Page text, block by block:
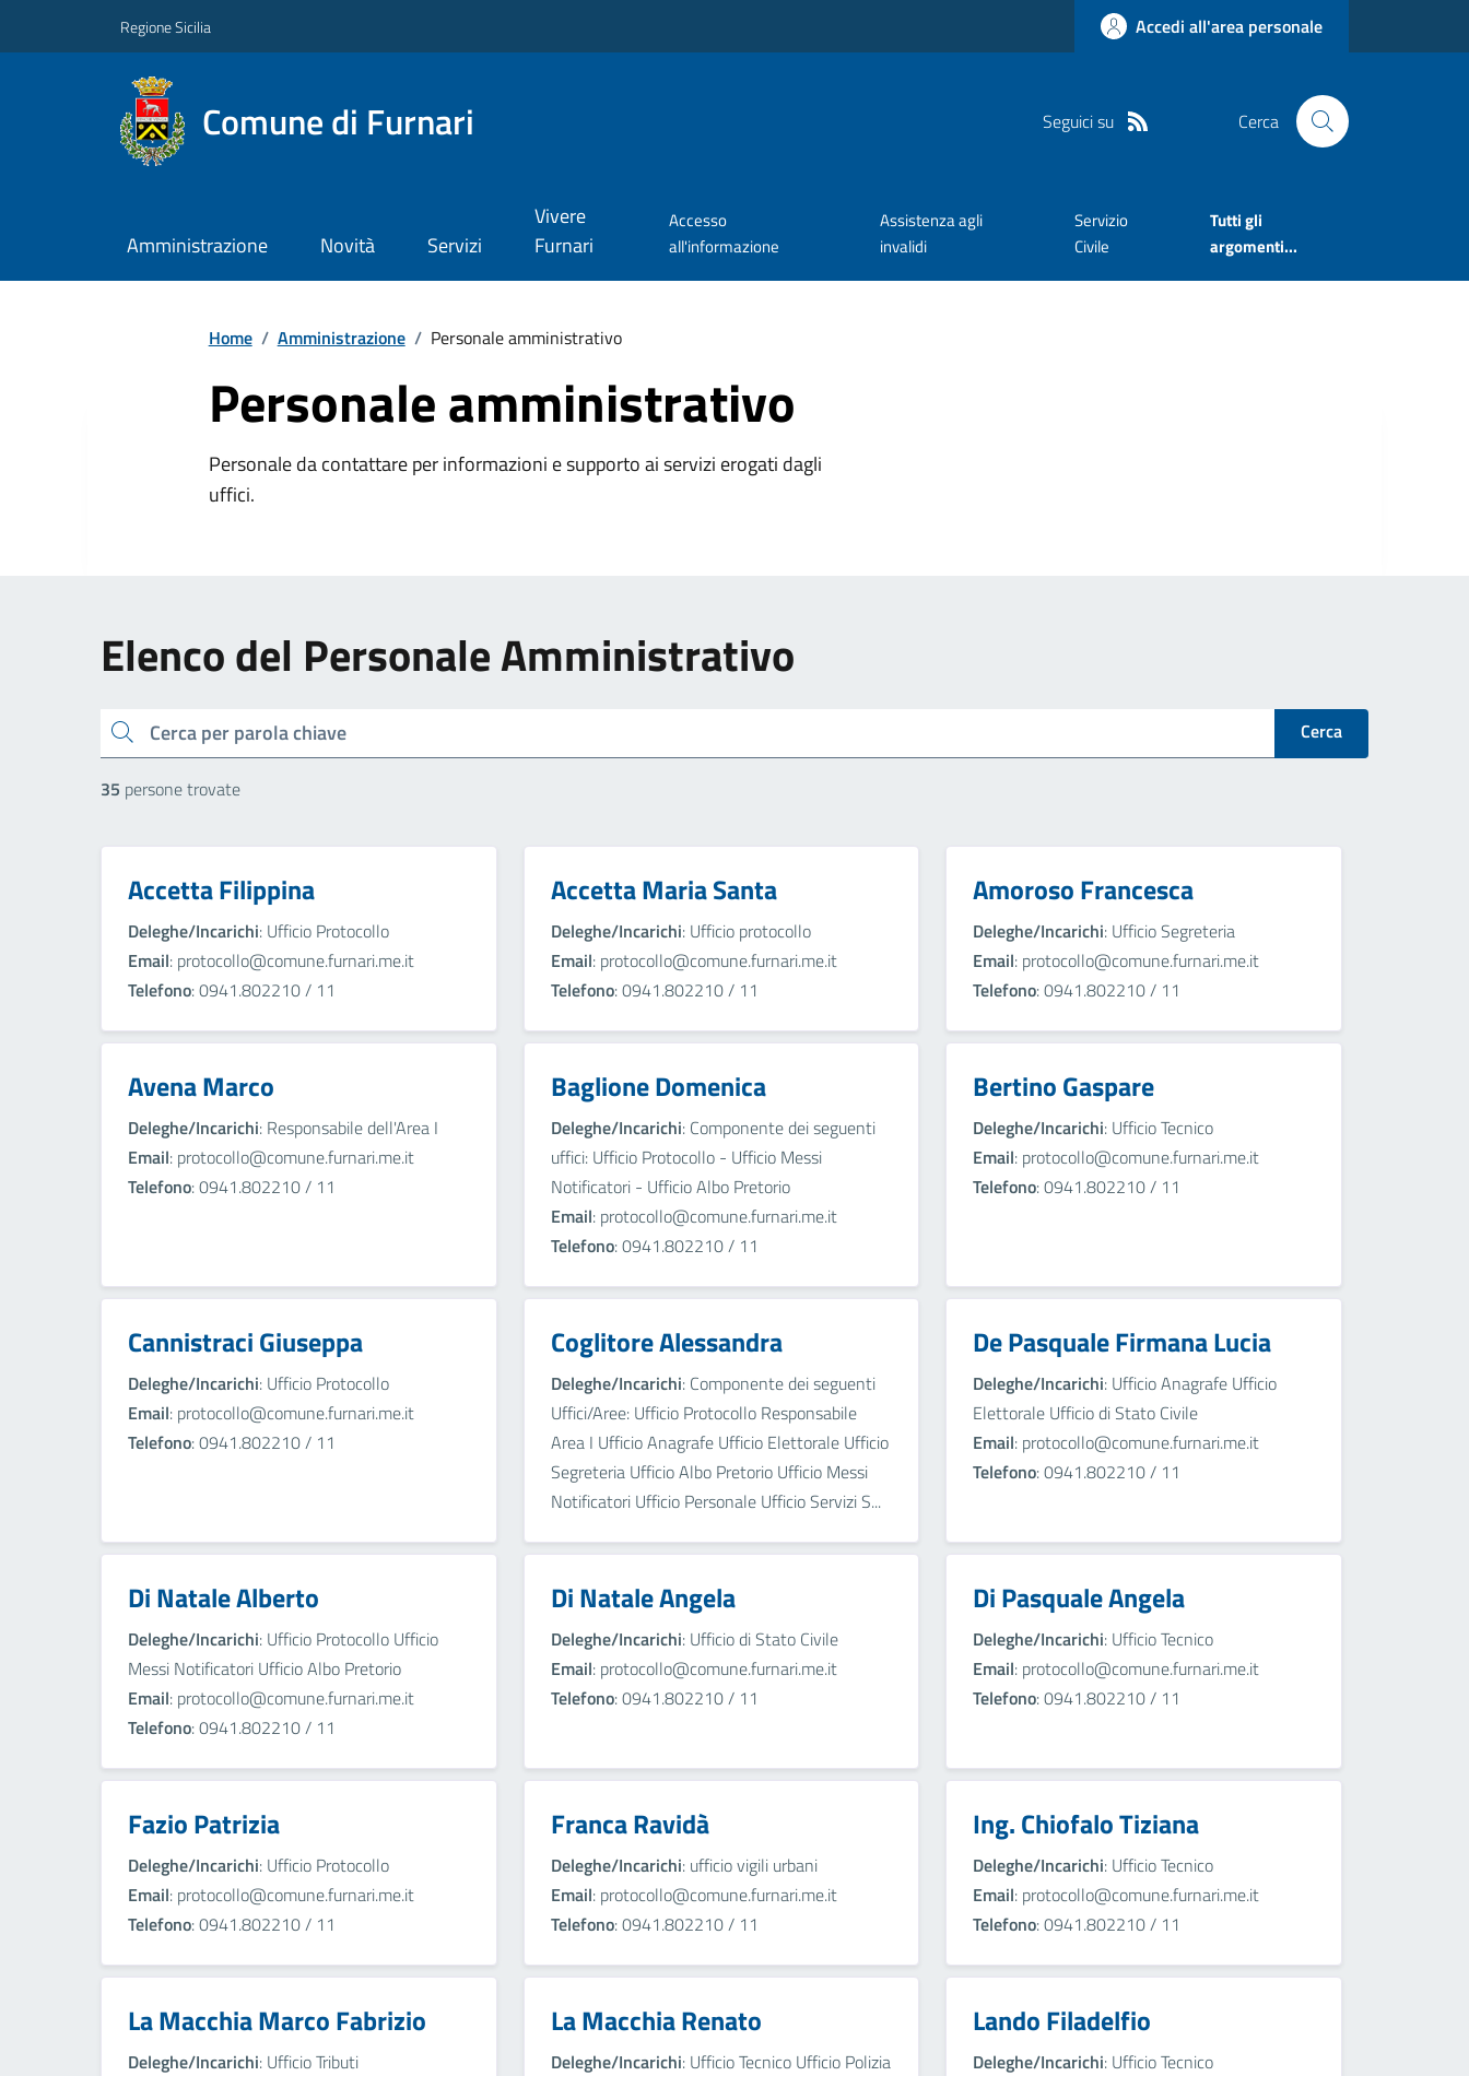
Regione Sicilia Accedi all'area personale
Comune di Furnari Seguici su Cerca
Amministrazione Novità Servizi
Vivere
Furnari
Accesso
all'informazione
Assistenza agli
invalidi
Servizio
Civile
Tutti gli
argomenti...
Home / Amministrazione / Personale amministrativo
Personale amministrativo
Personale da contattare per informazioni e supporto ai servizi erogati dagli
uffici.
Elenco del Personale Amministrativo
cerca Cerca
35 persone trovate
Accetta Filippina
Deleghe/Incarichi: Ufficio Protocollo
Email: protocollo@comune.furnari.me.it
Telefono: 0941.802210 / 11
Accetta Maria Santa
Deleghe/Incarichi: Ufficio protocollo
Email: protocollo@comune.furnari.me.it
Telefono: 0941.802210 / 11
Amoroso Francesca
Deleghe/Incarichi: Ufficio Segreteria
Email: protocollo@comune.furnari.me.it
Telefono: 0941.802210 / 11
Avena Marco
Deleghe/Incarichi: Responsabile dell'Area I
Email: protocollo@comune.furnari.me.it
Telefono: 0941.802210 / 11
Baglione Domenica
Deleghe/Incarichi: Componente dei seguenti
uffici: Ufficio Protocollo - Ufficio Messi
Notificatori - Ufficio Albo Pretorio
Email: protocollo@comune.furnari.me.it
Telefono: 0941.802210 / 11
Bertino Gaspare
Deleghe/Incarichi: Ufficio Tecnico
Email: protocollo@comune.furnari.me.it
Telefono: 0941.802210 / 11
Cannistraci Giuseppa
Deleghe/Incarichi: Ufficio Protocollo
Email: protocollo@comune.furnari.me.it
Telefono: 0941.802210 / 11
Coglitore Alessandra
Deleghe/Incarichi: Componente dei seguenti
Uffici/Aree: Ufficio Protocollo Responsabile
Area I Ufficio Anagrafe Ufficio Elettorale Ufficio
Segreteria Ufficio Albo Pretorio Ufficio Messi
Notificatori Ufficio Personale Ufficio Servizi S...
De Pasquale Firmana Lucia
Deleghe/Incarichi: Ufficio Anagrafe Ufficio
Elettorale Ufficio di Stato Civile
Email: protocollo@comune.furnari.me.it
Telefono: 0941.802210 / 11
Di Natale Alberto
Deleghe/Incarichi: Ufficio Protocollo Ufficio
Messi Notificatori Ufficio Albo Pretorio
Email: protocollo@comune.furnari.me.it
Telefono: 0941.802210 / 11
Di Natale Angela
Deleghe/Incarichi: Ufficio di Stato Civile
Email: protocollo@comune.furnari.me.it
Telefono: 0941.802210 / 11
Di Pasquale Angela
Deleghe/Incarichi: Ufficio Tecnico
Email: protocollo@comune.furnari.me.it
Telefono: 0941.802210 / 11
Fazio Patrizia
Deleghe/Incarichi: Ufficio Protocollo
Email: protocollo@comune.furnari.me.it
Telefono: 0941.802210 / 11
Franca Ravidà
Deleghe/Incarichi: ufficio vigili urbani
Email: protocollo@comune.furnari.me.it
Telefono: 0941.802210 / 11
Ing. Chiofalo Tiziana
Deleghe/Incarichi: Ufficio Tecnico
Email: protocollo@comune.furnari.me.it
Telefono: 0941.802210 / 11
La Macchia Marco Fabrizio
Deleghe/Incarichi: Ufficio Tributi
La Macchia Renato
Deleghe/Incarichi: Ufficio Tecnico Ufficio Polizia
Lando Filadelfio
Deleghe/Incarichi: Ufficio Tecnico